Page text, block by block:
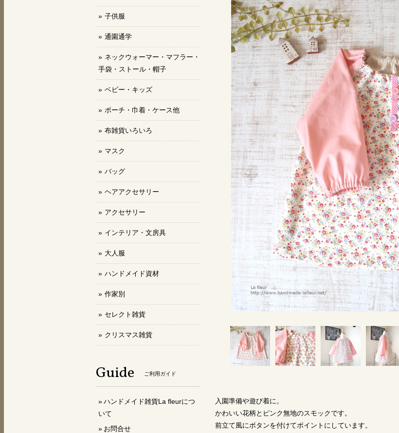
入園準備や遊び着に。
かわいい花柄とピンク無地のスモックです。
前立て風にボタンを付けてポイントにしています。
子供服
通園通学
ネックウォーマー・マフラー・
手袋・ストール・帽子
ベビー・キッズ
ポーチ・巾着・ケース他
布雑貨いろいろ
マスク
バッグ
ヘアアクセサリー
アクセサリー
インテリア・文房具
大人服
ハンドメイド資材
作家別
セレクト雑貨
クリスマス雑貨
Guide ご利用ガイド
ハンドメイド雑貨La fleurにつ
いて
お問合せ